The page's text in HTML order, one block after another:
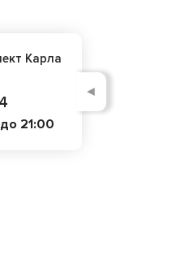
Карла
21:00
◄